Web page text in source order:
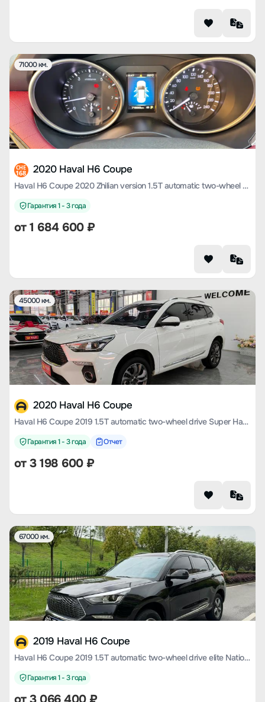
71000 км.
CHE
168 2020 Haval H6 Coupe
Haval H6 Coupe 2020 Zhilian version 1.5T automatic two-wheel drive luxury Zhilian type
Гарантия 1 - 3 года
от1 684 600₽
45000 км.
2020 Haval H6 Coupe
Haval H6 Coupe 2019 1.5T automatic two-wheel drive Super Hao Zhilian edition Country VI
Гарантия 1 - 3 года Отчет
от3 198 600₽
67000 км.
2019 Haval H6 Coupe
Haval H6 Coupe 2019 1.5T automatic two-wheel drive elite National V
Гарантия 1 - 3 года